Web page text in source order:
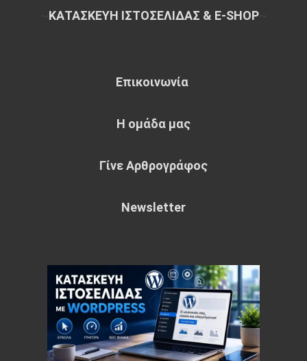
ΚΑΤΑΣΚΕΥΗ ΙΣΤΟΣΕΛΙΔΑΣ & E-SHOP~
Επικοινωνία
Η ομάδα μας
Γίνε Αρθρογράφος
Newsletter